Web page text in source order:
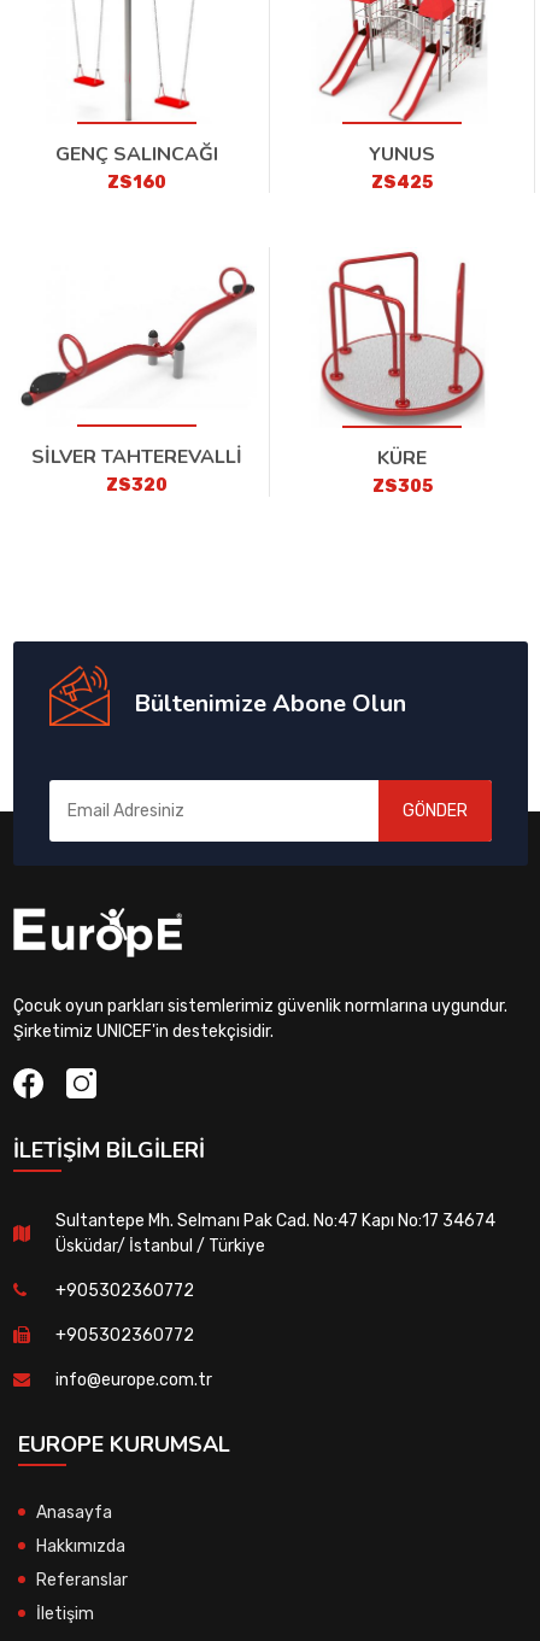
GENÇ SALINCAĞI
ZS160
YUNUS
ZS425
SİLVER TAHTEREVALLİ
ZS320
KÜRE
ZS305
Bültenimize Abone Olun
GÖNDER
Çocuk oyun parkları sistemlerimiz güvenlik normlarına uygundur.
Şirketimiz UNICEF'in destekçisidir.
İLETIŞIM BILGILERI
Sultantepe Mh. Selmanı Pak Cad. No:47 Kapı No:17 34674
Üsküdar/ İstanbul / Türkiye
+905302360772
+905302360772
info@europe.com.tr
EUROPE KURUMSAL
Anasayfa
Hakkımızda
Referanslar
İletişim